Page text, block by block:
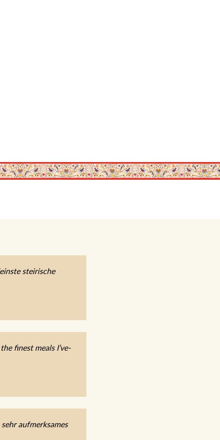
steirische
finest meals I’ve-
aufmerksames